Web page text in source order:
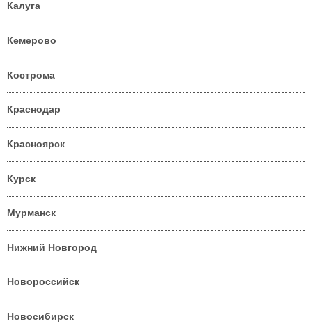
Калуга
Кемерово
Кострома
Краснодар
Красноярск
Курск
Мурманск
Нижний Новгород
Новороссийск
Новосибирск